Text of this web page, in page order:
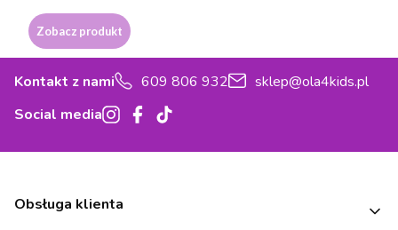
Zobacz produkt
Kontakt z nami 609 806 932
sklep@ola4kids.pl
Social media
Linki w stopce
Obsługa klienta